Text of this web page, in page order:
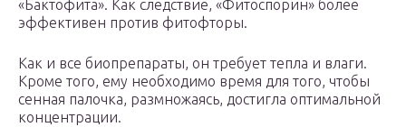
«Бактофита». Как следствие, «Фитоспорин» более
эффективен против фитофторы.
Как и все биопрепараты, он требует тепла и влаги.
Кроме того, ему необходимо время для того, чтобы
сенная палочка, размножаясь, достигла оптимальной
концентрации.